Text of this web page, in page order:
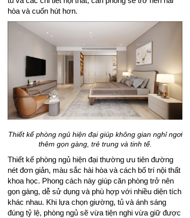
hòa và cuốn hút hơn.
Thiết kế phòng ngủ hiện đại giúp không gian nghỉ ngơi
thêm gọn gàng, trẻ trung và tinh tế.
Thiết kế phòng ngủ hiện đại thường ưu tiên đường
nét đơn giản, màu sắc hài hòa và cách bố trí nội thất
khoa học. Phong cách này giúp căn phòng trở nên
gọn gàng, dễ sử dụng và phù hợp với nhiều diện tích
khác nhau. Khi lựa chọn giường, tủ và ánh sáng
đúng tỷ lệ, phòng ngủ sẽ vừa tiện nghi vừa giữ được